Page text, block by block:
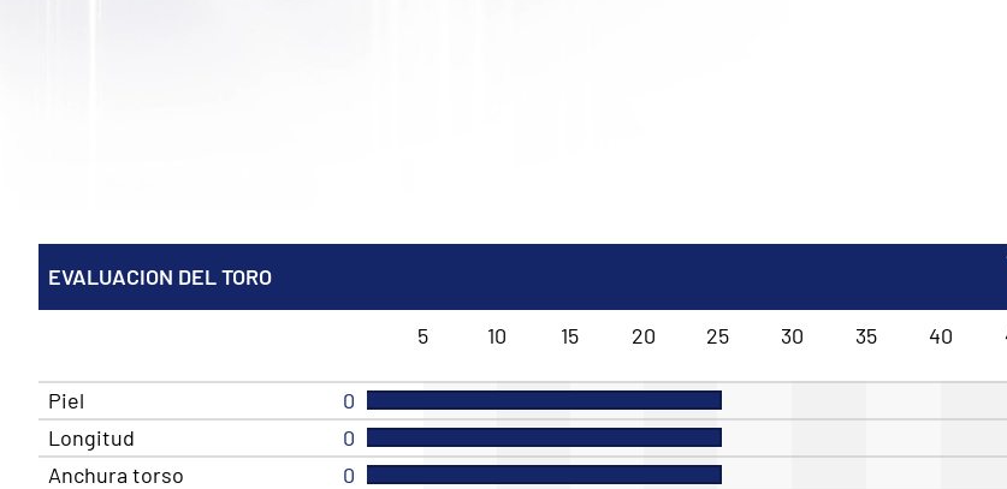
EVALUACION DEL TORO
5 10 15 20 25 30 35 40
Piel
0
Longitud
0
Anchura torso
0